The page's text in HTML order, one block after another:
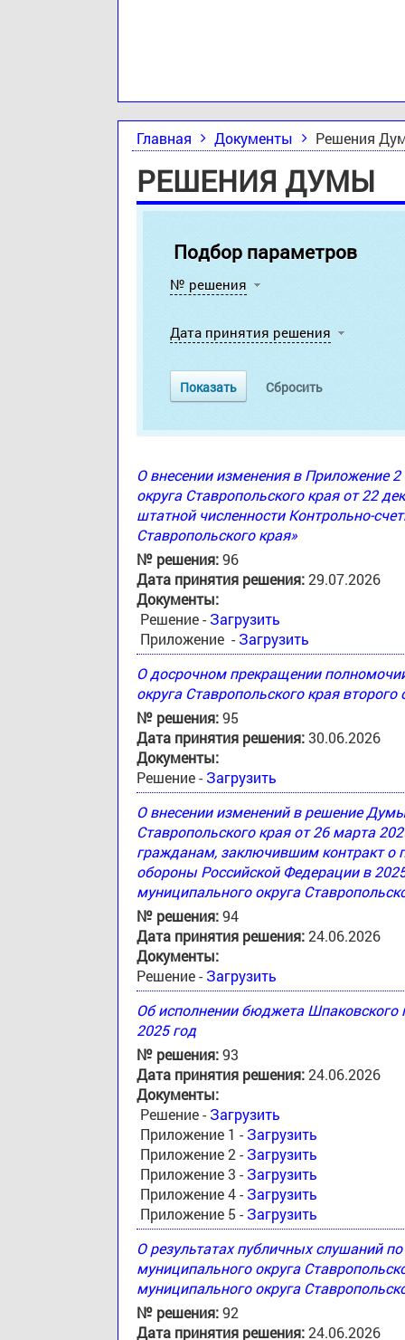
Главная Документы Решения
РЕШЕНИЯ ДУМЫ
Подбор параметров
№ решения
Дата принятия решения
О внесении изменения в Приложение
округа Ставропольского края от 22
штатной численности Контрольно-
Ставропольского края»
№ решения:96
Дата принятия решения:29.07.2026
Документы:
Решение - Загрузить
Приложение - Загрузить
О досрочном прекращении
округа Ставропольского края
№ решения:95
Дата принятия решения:30.06.2026
Документы:
Решение - Загрузить
О внесении изменений в решение
Ставропольского края от 26 марта
гражданам, заключившим контракт о
обороны Российской Федерации в
муниципального округа
№ решения:94
Дата принятия решения:24.06.2026
Документы:
Решение - Загрузить
Об исполнении бюджета Шпаковского
2025 год
№ решения:93
Дата принятия решения:24.06.2026
Документы:
Решение - Загрузить
Приложение 1 - Загрузить
Приложение 2 - Загрузить
Приложение 3 - Загрузить
Приложение 4 - Загрузить
Приложение 5 - Загрузить
О результатах публичных слушаний
муниципального округа
муниципального округа
№ решения:92
Дата принятия решения:24.06.2026